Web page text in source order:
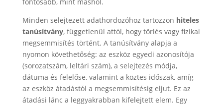
Minden selejtezett adathordozóhoz tartozzon hiteles
tanúsítvány, függetlenül attól, hogy törlés vagy fizikai
megsemmisítés történt. A tanúsítvány alapja a
nyomon követhetőség: az eszköz egyedi azonosítója
(sorozatszám, leltári szám), a selejtezés módja,
dátuma és felelőse, valamint a köztes időszak, amíg
az eszköz átadástól a megsemmisítésig eljut. Ez az
átadási lánc a leggyakrabban kifelejtett elem. Egy